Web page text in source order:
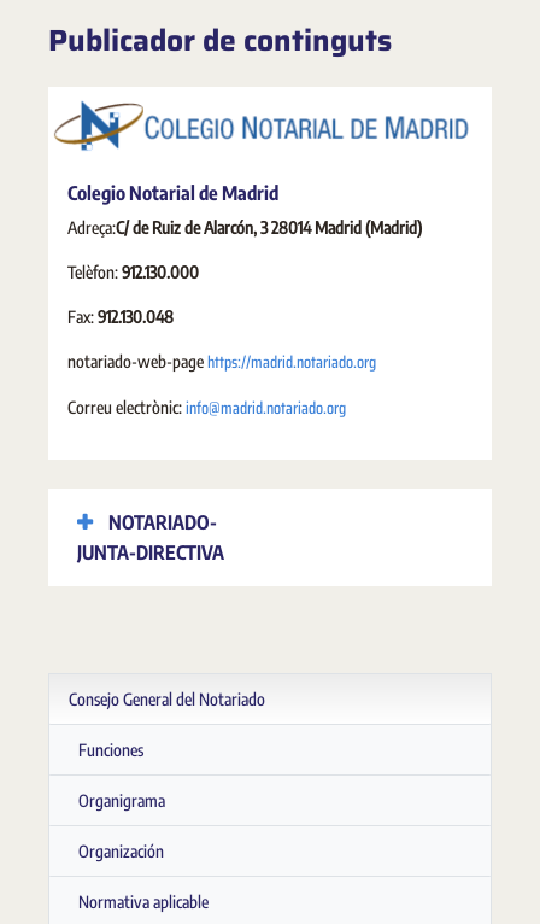
Publicador de continguts
Colegio Notarial de Madrid
Adreça:C/ de Ruiz de Alarcón, 3 28014 Madrid (Madrid)
Telèfon:912.130.000
Fax:912.130.048
notariado-web-pagehttps://madrid.notariado.org
Correu electrònic:info@madrid.notariado.org
NOTARIADO-
JUNTA-DIRECTIVA
Consejo General del Notariado
Funciones
Organigrama
Organización
Normativa aplicable